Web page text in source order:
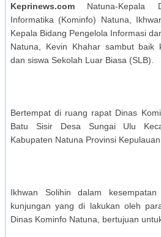
Keprinews.com Natuna-Kepala
Informatika (Kominfo) Natuna,
Kepala Bidang Pengelola Informasi
Natuna, Kevin Khahar sambut baik
dan siswa Sekolah Luar Biasa (SLB).
Bertempat di ruang rapat Dinas
Batu Sisir Desa Sungai Ulu
Kabupaten Natuna Provinsi
Ikhwan Solihin dalam
kunjungan yang di lakukan oleh
Dinas Kominfo Natuna, bertujuan